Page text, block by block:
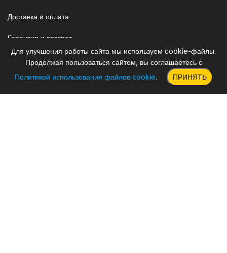
Доставка и оплата
Гарантия и возврат
Контакты
Акционные товары
Для улучшения работы сайта мы используем cookie-файлы.
Продолжая пользоваться сайтом, вы соглашаетесь с
Политикой использования файлов cookie. ПРИНЯТЬ